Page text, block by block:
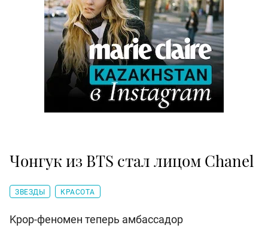
Чонгук из BTS стал лицом Chanel
ЗВЕЗДЫ КРАСОТА
Kpop-феномен теперь амбассадор